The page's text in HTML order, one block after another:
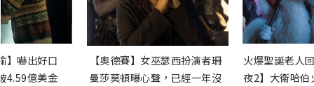
】嚇出好口
4.59億美金
【奧德賽】女巫瑟西扮演者珊
曼莎莫頓曝心聲，已經一年沒
火爆聖誕老人
夜2】大衛哈伯